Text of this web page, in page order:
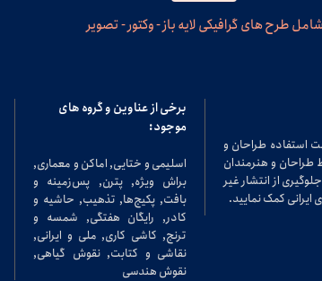
شامل طرح های گرافیکی لایه باز - وکتور - تصویر
استفاده طراحان و
طراحان و هنرمندان
از انتشار غیر
کمک نمایید.
برخی از عناوین و گروه های
موجود:
اسلیمی و ختایی, اماکن و معماری,
براش ویژه, پترن, پس‌زمینه و
بافت, پکیج‌ها, تذهیب, حاشیه و
کادر, رایگان هفتگی, شمسه و
ترنج, کاشی کاری, ملی و ایرانی,
نقاشی و کتابت, نقوش گیاهی,
نقوش هندسی